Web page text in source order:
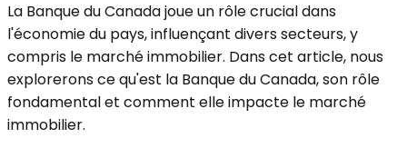
La Banque du Canada joue un rôle crucial dans
l'économie du pays, influençant divers secteurs, y
compris le marché immobilier. Dans cet article, nous
explorerons ce qu'est la Banque du Canada, son rôle
fondamental et comment elle impacte le marché
immobilier.